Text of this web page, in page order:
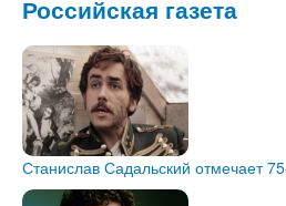
Российская газета
Станислав Садальский отмечает